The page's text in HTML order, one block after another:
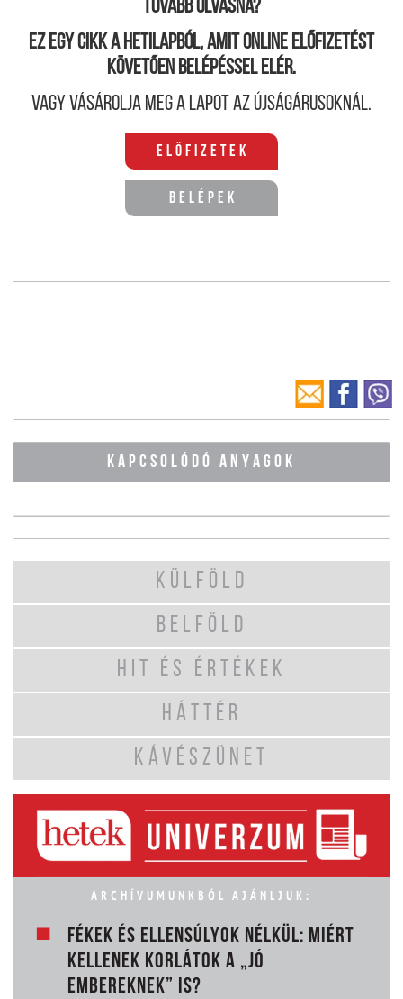
Tovább olvasná?
Ez egy cikk a hetilapból, amit online előfizetést
követően belépéssel elér.
Vagy vásárolja meg a lapot az újságárusoknál.
Előfizetek
Belépek
KAPCSOLÓDÓ ANYAGOK
KÜLFÖLD
BELFÖLD
HIT ÉS ÉRTÉKEK
HÁTTÉR
KÁVÉSZÜNET
ARCHÍVUMUNKBÓL AJÁNLJUK:
FÉKEK ÉS ELLENSÚLYOK NÉLKÜL: MIÉRT
KELLENEK KORLÁTOK A „JÓ
EMBEREKNEK” IS?